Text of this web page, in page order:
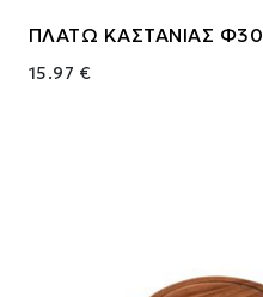
ΠΛΑΤΩ ΚΑΣΤΑΝΙΑΣ Φ30
15.97 €